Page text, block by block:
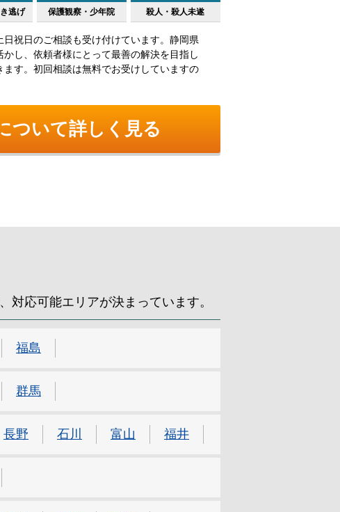
逃げ 保護観察・少年院 殺人・殺人未遂
祝日のご相談も受け付けています。静岡県
し、依頼者様にとって最善の解決を目指し
す。初回相談は無料でお受けしていますの
ついて詳しく見る
対応可能エリアが決まっています。
福島
群馬
長野 石川 富山 福井